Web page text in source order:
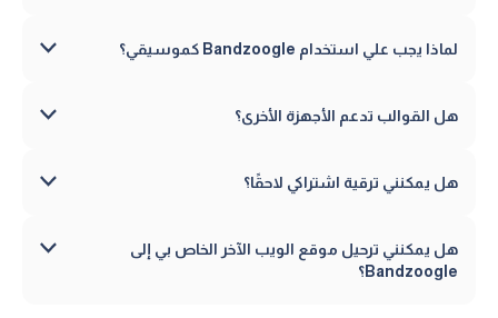
لماذا يجب علي استخدام Bandzoogle كموسيقي؟
هل القوالب تدعم الأجهزة الأخرى؟
هل يمكنني ترقية اشتراكي لاحقًا؟
هل يمكنني ترحيل موقع الويب الآخر الخاص بي إلى
Bandzoogle؟